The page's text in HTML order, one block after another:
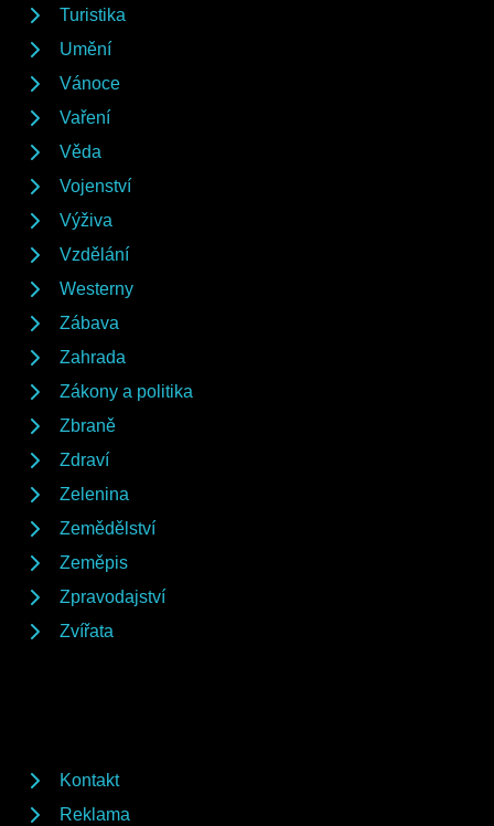
Turistika
Umění
Vánoce
Vaření
Věda
Vojenství
Výživa
Vzdělání
Westerny
Zábava
Zahrada
Zákony a politika
Zbraně
Zdraví
Zelenina
Zemědělství
Zeměpis
Zpravodajství
Zvířata
Kontakt
Reklama